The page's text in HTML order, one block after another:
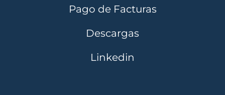
Pago de Facturas
Descargas
Linkedin